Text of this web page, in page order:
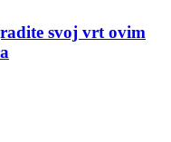
svoj vrt ovim